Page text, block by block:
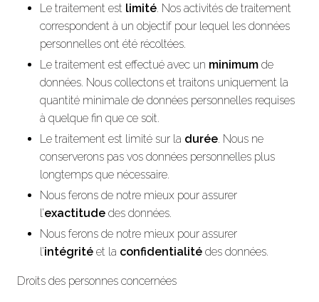
Le traitement est limité. Nos activités de traitement
correspondent à un objectif pour lequel les données
personnelles ont été récoltées.
Le traitement est effectué avec un minimum de
données. Nous collectons et traitons uniquement la
quantité minimale de données personnelles requises
à quelque fin que ce soit.
Le traitement est limité sur la durée. Nous ne
conserverons pas vos données personnelles plus
longtemps que nécessaire.
Nous ferons de notre mieux pour assurer
l’exactitude des données.
Nous ferons de notre mieux pour assurer
l’intégrité et la confidentialité des données.
Droits des personnes concernées